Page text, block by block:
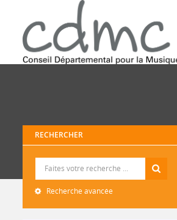
RECHERCHER
Recherche avancée